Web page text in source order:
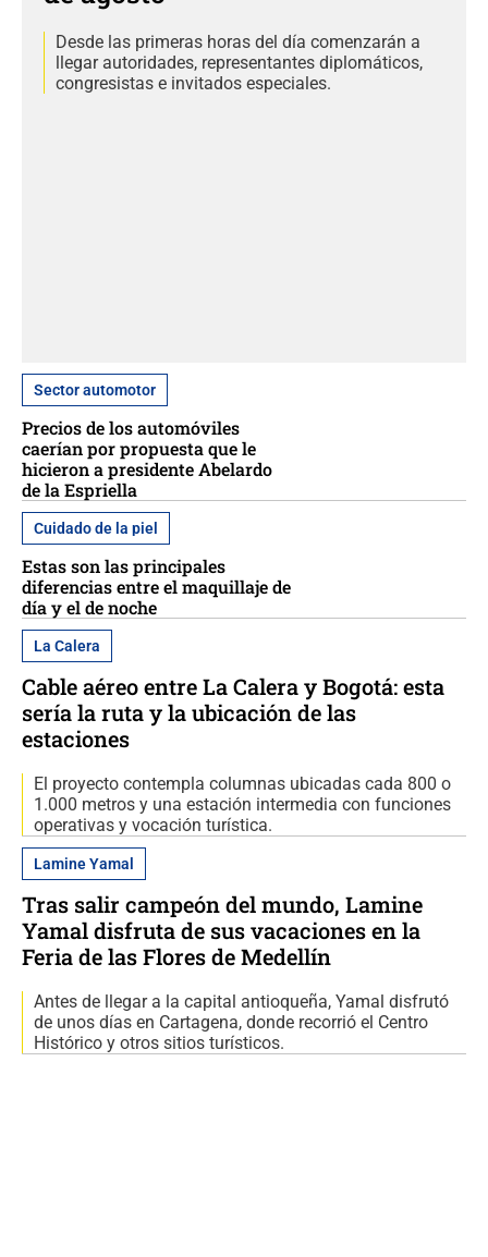
Desde las primeras horas del día comenzarán a
llegar autoridades, representantes diplomáticos,
congresistas e invitados especiales.
Sector automotor
Precios de los automóviles
caerían por propuesta que le
hicieron a presidente Abelardo
de la Espriella
Cuidado de la piel
Estas son las principales
diferencias entre el maquillaje de
día y el de noche
La Calera
Cable aéreo entre La Calera y Bogotá: esta
sería la ruta y la ubicación de las
estaciones
El proyecto contempla columnas ubicadas cada 800 o
1.000 metros y una estación intermedia con funciones
operativas y vocación turística.
Lamine Yamal
Tras salir campeón del mundo, Lamine
Yamal disfruta de sus vacaciones en la
Feria de las Flores de Medellín
Antes de llegar a la capital antioqueña, Yamal disfrutó
de unos días en Cartagena, donde recorrió el Centro
Histórico y otros sitios turísticos.